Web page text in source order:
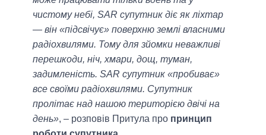
чистому небі, SAR супутник діє як ліхтар
— він «підсвічує» поверхню землі власними
радіохвилями. Тому для зйомки неважливі
перешкоди, ніч, хмари, дощ, туман,
задимленість. SAR супутник «пробиває»
все своїми радіохвилями. Супутник
пролітає над нашою територією двічі на
день», – розповів Притула про принцип